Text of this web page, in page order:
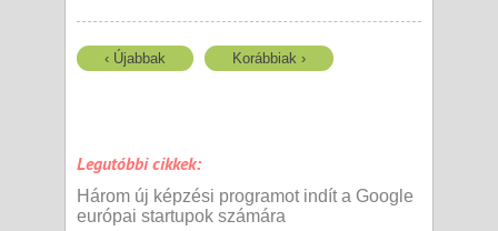
‹ Újabbak Korábbiak ›
Legutóbbi cikkek:
Három új képzési programot indít a Google
európai startupok számára